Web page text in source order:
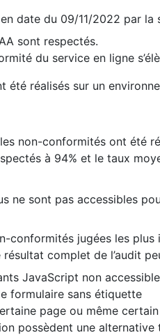
date du 09/11/2022 par
sont respectés.
du service en ligne
été réalisés sur un
non-conformités ont été
à 94% et le taux
ne sont pas accessibles
conformités jugées les
résultat complet de l’audit
JavaScript non
formulaire sans étiquette
page ou même
possèdent une alternative